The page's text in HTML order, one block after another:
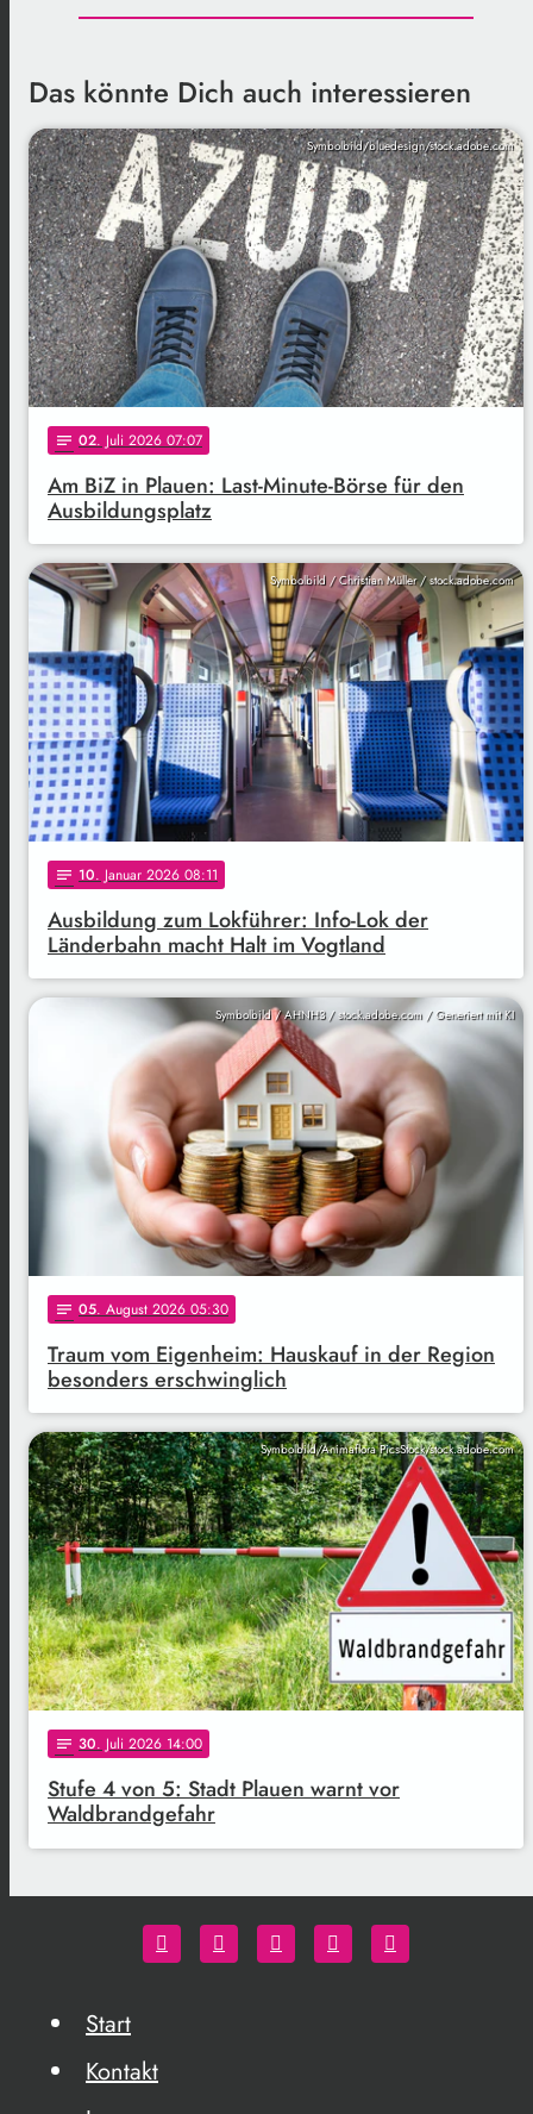
Das könnte Dich auch interessieren
Symbolbild/bluedesign/stock.adobe.com
notes 02. Juli 2026 07:07
Am BiZ in Plauen: Last-Minute-Börse für den
Ausbildungsplatz
Symbolbild / Christian Müller / stock.adobe.com
notes 10. Januar 2026 08:11
Ausbildung zum Lokführer: Info-Lok der
Länderbahn macht Halt im Vogtland
Symbolbild / AHNH3 / stock.adobe.com / Generiert mit KI
notes 05. August 2026 05:30
Traum vom Eigenheim: Hauskauf in der Region
besonders erschwinglich
Symbolbild/Animaflora PicsStock/stock.adobe.com
notes 30. Juli 2026 14:00
Stufe 4 von 5: Stadt Plauen warnt vor
Waldbrandgefahr
Start
Kontakt